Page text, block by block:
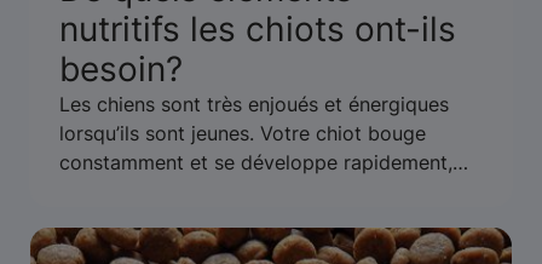
nutritifs les chiots ont-ils
besoin?
Les chiens sont très enjoués et énergiques
lorsqu’ils sont jeunes. Votre chiot bouge
constamment et se développe rapidement,
toutes les formules de nourriture pour chiens